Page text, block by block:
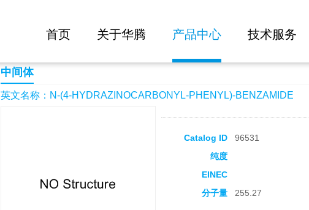
首页 关于华腾 产品中心 技术服务
N-(4-HYDRAZINOCARBONYL-PHENYL)-BENZAMIDE
中间体
英文名称：N-(4-HYDRAZINOCARBONYL-PHENYL)-BENZAMIDE
Catalog ID 96531
纯度
EINEC
分子量 255.27